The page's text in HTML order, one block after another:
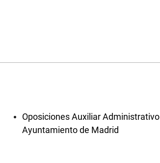
Oposiciones Auxiliar Administrativo
Ayuntamiento de Madrid